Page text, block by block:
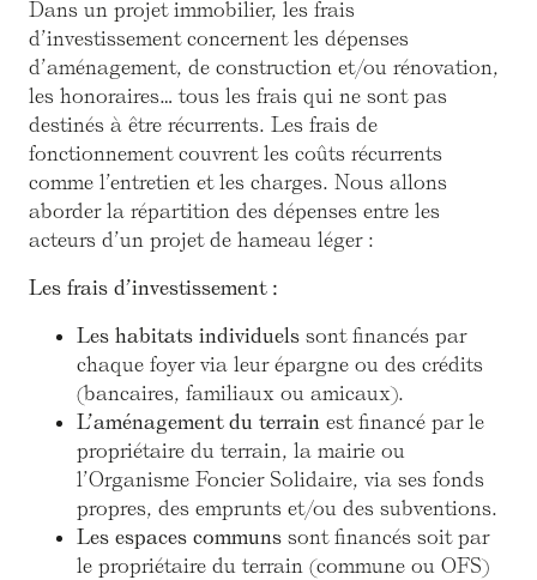
Dans un projet immobilier, les frais
d’investissement concernent les dépenses
d’aménagement, de construction et/ou rénovation,
les honoraires… tous les frais qui ne sont pas
destinés à être récurrents. Les frais de
fonctionnement couvrent les coûts récurrents
comme l’entretien et les charges. Nous allons
aborder la répartition des dépenses entre les
acteurs d’un projet de hameau léger :
Les frais d’investissement :
Les habitats individuels sont financés par
chaque foyer via leur épargne ou des crédits
(bancaires, familiaux ou amicaux).
L’aménagement du terrain est financé par le
propriétaire du terrain, la mairie ou
l’Organisme Foncier Solidaire, via ses fonds
propres, des emprunts et/ou des subventions.
Les espaces communs sont financés soit par
le propriétaire du terrain (commune ou OFS)